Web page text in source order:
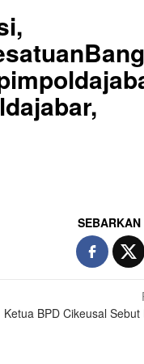
SEBARKAN
Ketua BPD Cikeusal